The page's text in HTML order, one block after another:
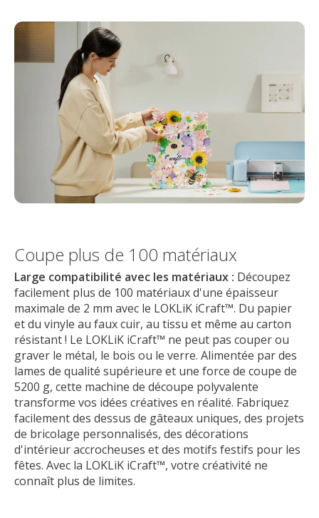
Coupe plus de 100 matériaux
Large compatibilité avec les matériaux : Découpez
facilement plus de 100 matériaux d'une épaisseur
maximale de 2 mm avec le LOKLiK iCraft™. Du papier
et du vinyle au faux cuir, au tissu et même au carton
résistant ! Le LOKLiK iCraft™ ne peut pas couper ou
graver le métal, le bois ou le verre. Alimentée par des
lames de qualité supérieure et une force de coupe de
5200 g, cette machine de découpe polyvalente
transforme vos idées créatives en réalité. Fabriquez
facilement des dessus de gâteaux uniques, des projets
de bricolage personnalisés, des décorations
d'intérieur accrocheuses et des motifs festifs pour les
fêtes. Avec la LOKLiK iCraft™, votre créativité ne
connaît plus de limites.